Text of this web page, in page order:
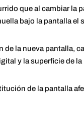
que al cambiar la
bajo la pantalla
de la nueva pantalla,
y la superficie de la
de la pantalla